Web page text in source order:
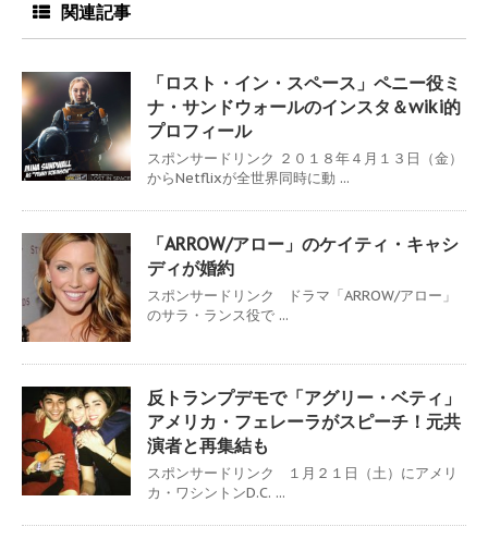
関連記事
「ロスト・イン・スペース」ペニー役ミ
ナ・サンドウォールのインスタ＆wiki的
プロフィール
スポンサードリンク ２０１８年４月１３日（金）
からNetflixが全世界同時に動 ...
「ARROW/アロー」のケイティ・キャシ
ディが婚約
スポンサードリンク ドラマ「ARROW/アロー」
のサラ・ランス役で ...
反トランプデモで「アグリー・ベティ」
アメリカ・フェレーラがスピーチ！元共
演者と再集結も
スポンサードリンク １月２１日（土）にアメリ
カ・ワシントンD.C. ...